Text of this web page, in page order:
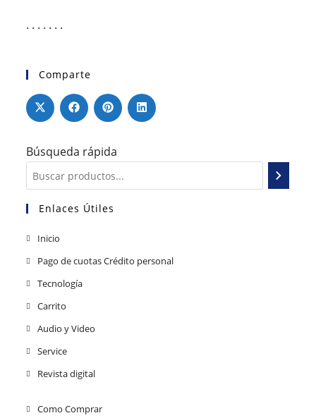
. . . . . . .
Comparte
Búsqueda rápida
Enlaces Útiles
Inicio
Pago de cuotas Crédito personal
Tecnología
Carrito
Audio y Video
Service
Revista digital
Como Comprar